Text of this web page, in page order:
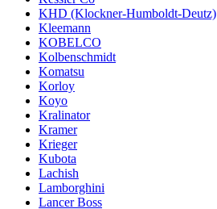
KHD (Klockner-Humboldt-Deutz)
Kleemann
KOBELCO
Kolbenschmidt
Komatsu
Korloy
Koyo
Kralinator
Kramer
Krieger
Kubota
Lachish
Lamborghini
Lancer Boss